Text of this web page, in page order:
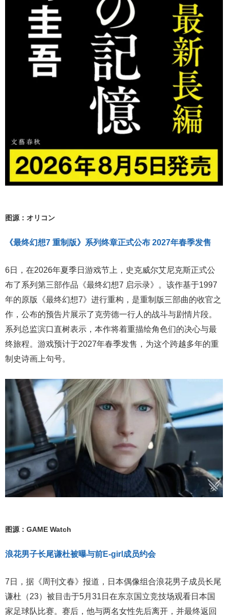
图源：オリコン
《最终幻想7 重制版》系列终章正式公布 2027年春季发售
6日，在2026年夏季日游戏节上，史克威尔艾尼克斯正式公
布了系列第三部作品《最终幻想7 启示录》。该作基于1997
年的原版《最终幻想7》进行重构，是重制版三部曲的收官之
作，公布的预告片展示了克劳德一行人的战斗与剧情片段。
系列总监滨口直树表示，本作将着重描绘角色们的决心与最
终旅程。游戏预计于2027年春季发售，为这个跨越多年的重
制史诗画上句号。
图源：GAME Watch
浪花男子长尾谦杜被曝与前E-girl成员约会
7日，据《周刊文春》报道，日本偶像组合浪花男子成员长尾
谦杜（23）被目击于5月31日在东京国立竞技场观看日本国
家足球队比赛。赛后，他与两名女性先后离开，并最终返回